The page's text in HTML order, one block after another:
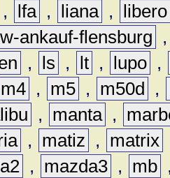
, lfa , liana ,
libero
ankauf-flensburg
, ls , lt , lupo ,
m4 , m5 , m50d ,
, manta ,
, matiz , matrix
, mazda3 , mb